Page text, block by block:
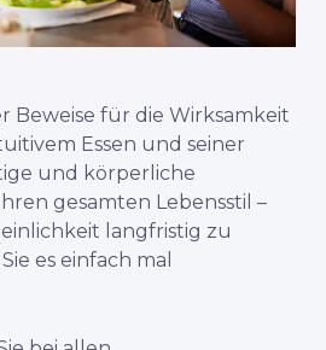
Beweise für die Wirksamkeit
Essen und seiner
und körperliche
gesamten Lebensstil –
langfristig zu
es einfach mal